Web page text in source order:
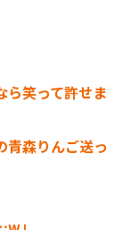
笑って許せま
森りんご送っ